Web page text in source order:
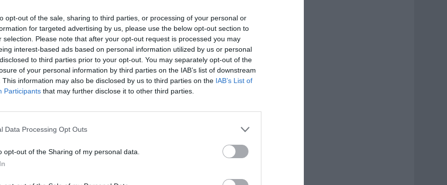
opt-out of the sale, sharing to third parties, or processing of your personal or
for targeted advertising by us, please use the below opt-out section to
selection. Please note that after your opt-out request is processed you may
interest-based ads based on personal information utilized by us or personal
to third parties prior to your opt-out. You may separately opt-out of the
of your personal information by third parties on the IAB’s list of downstream
This information may also be disclosed by us to third parties on the IAB’s List of
Participants that may further disclose it to other third parties.
Data Processing Opt Outs
opt-out of the Sharing of my personal data.
Bicocca, sosise la Milano pe 24
în Polonia pe 26 iunie, însă în noaptea
un local, a fost abordată de cei doi
rezultatelor anchetelor, au împins-o
o la faţă cu o serie de pumni şiau violat-o
banii şi cheile casei.
care se aflau în zonă şi au
în conductele de aerisire ale
pentru jaf, au fost